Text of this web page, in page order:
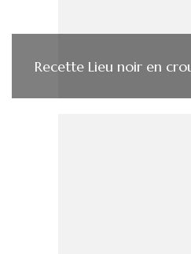
Recette Lieu noir en